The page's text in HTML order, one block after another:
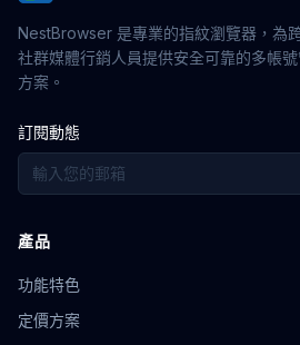
NestBrowser 是專業的指紋瀏覽器，為
社群媒體行銷人員提供安全可靠的多帳
方案。
訂閱動態
產品
功能特色
定價方案